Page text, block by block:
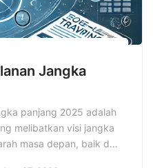
Jangka
panjang 2025 adalah
melibatkan visi jangka
masa depan, baik dari